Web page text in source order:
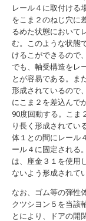
レール４に取付ける
をこま２のねじ穴に
るめた状態において
む。このような状態
けるこができるので
でも、軸受構造をレ
とが容易である。ま
形成されているので
にこま２を差込んで
90度回動する。こま
り長く形成されてい
体１との間にレール
ール４に固定される
は、座金３１を使用
ないよう形成されて
なお、ゴム等の弾性
クツシヨン５を当該
とにより、ドアの開